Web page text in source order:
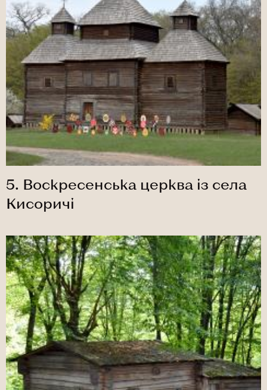
5. Воскресенська церква із села
Кисоричі